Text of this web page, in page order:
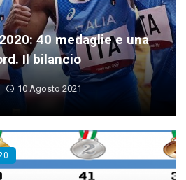
40 medaglie e una
Il bilancio
10 Agosto 2021